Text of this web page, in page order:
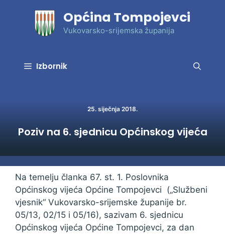
Općina Tompojevci
Vukovarsko-srijemska županija
Izbornik
25. siječnja 2018.
Poziv na 6. sjednicu Općinskog vijeća
Na temelju članka 67. st. 1. Poslovnika
Općinskog vijeća Općine Tompojevci („Službeni
vjesnik“ Vukovarsko-srijemske županije br.
05/13, 02/15 i 05/16), sazivam 6. sjednicu
Općinskog vijeća Općine Tompojevci, za dan